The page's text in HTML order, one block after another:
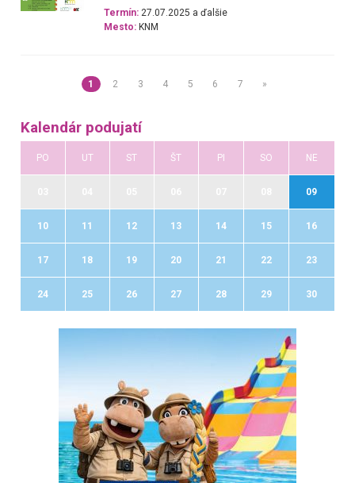
Termín: 27.07.2025 a ďalšie
Mesto: KNM
1 2 3 4 5 6 7 »
Kalendár podujatí
PO UT ST ŠT PI SO NE
09
10 11 12 13 14 15 16
17 18 19 20 21 22 23
24 25 26 27 28 29 30